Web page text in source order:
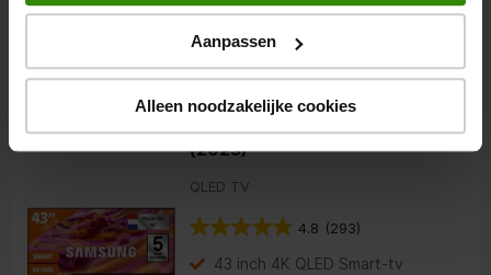
Aanpassen
Alleen noodzakelijke cookies
OLED HDR
1.099,-
Samsung Neo QLED 4K 43QN93F
(2025)
QLED TV
4.8 (293)
43 inch 4K QLED Smart-tv